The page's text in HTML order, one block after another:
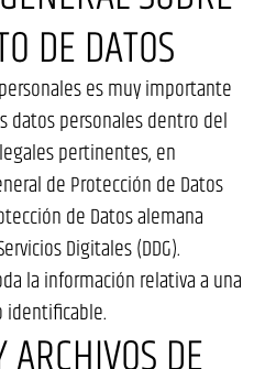
DE DATOS
es muy importante
datos personales dentro del
pertinentes, en
de Protección de Datos
de Datos alemana
Digitales (DDG).
la información relativa a una
identificable.
DE